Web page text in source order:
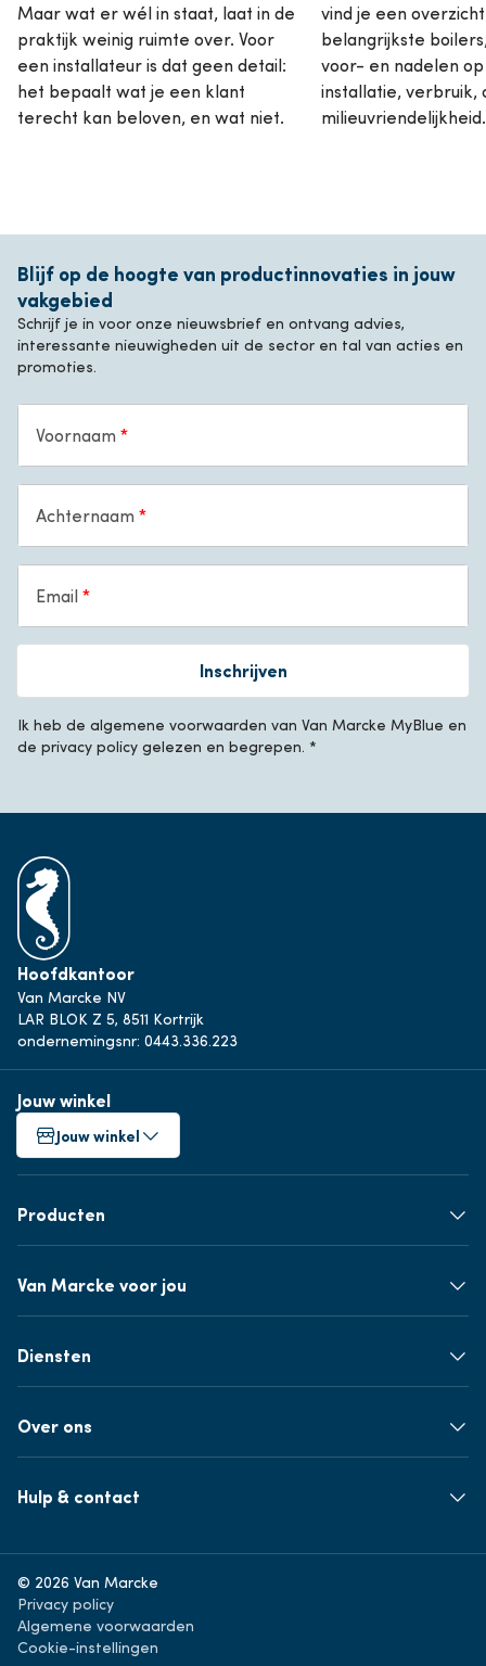
Maar wat er wél in staat, laat in de
praktijk weinig ruimte over. Voor
een installateur is dat geen detail:
het bepaalt wat je een klant
terecht kan beloven, en wat niet.
vind je een
belangrijkste
voor- en nadelen
installatie, verbruik,
milieuvriendelijkheid.
Blijf op de hoogte van productinnovaties in jouw
vakgebied
Schrijf je in voor onze nieuwsbrief en ontvang advies,
interessante nieuwigheden uit de sector en tal van acties en
promoties.
Voornaam
Achternaam
Email
Inschrijven
Ik heb de algemene voorwaarden van Van Marcke MyBlue en
de privacy policy gelezen en begrepen. *
Hoofdkantoor
Van Marcke NV
LAR BLOK Z 5, 8511 Kortrijk
ondernemingsnr: 0443.336.223
Jouw winkel
Jouw winkel
Producten
Van Marcke voor jou
Diensten
Over ons
Hulp & contact
© 2026 Van Marcke
Privacy policy
Algemene voorwaarden
Cookie-instellingen